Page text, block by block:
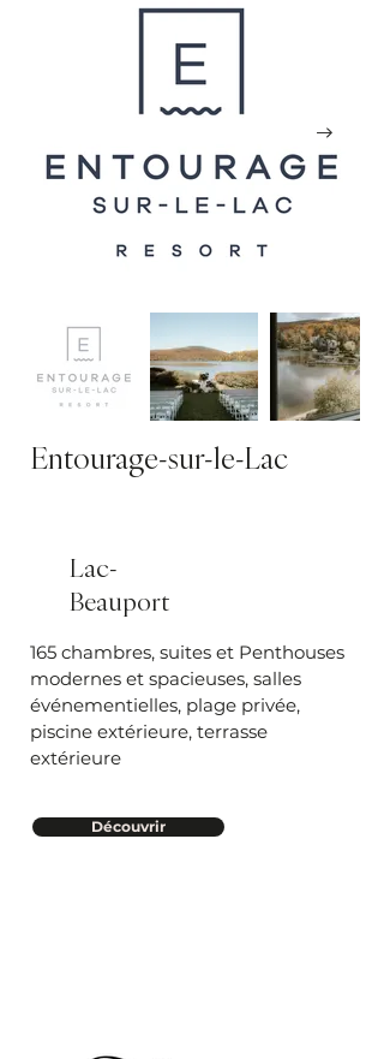
Entourage-sur-le-Lac
Lac-
Beauport
165 chambres, suites et Penthouses
modernes et spacieuses, salles
événementielles, plage privée,
piscine extérieure, terrasse
extérieure
Découvrir